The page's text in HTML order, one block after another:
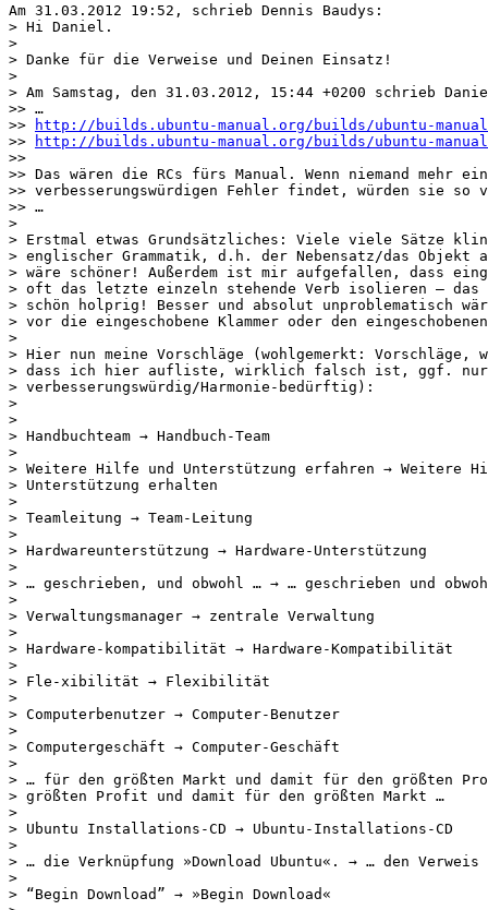
Am 31.03.2012 19:52, schrieb Dennis Baudys:
> Hi Daniel.
>
> Danke für die Verweise und Deinen Einsatz!
>
> Am Samstag, den 31.03.2012, 15:44 +0200 schrieb
>> …
>>
http://builds.ubuntu-manual.org/builds/ubuntu-
>>
http://builds.ubuntu-manual.org/builds/ubuntu-
>>
>> Das wären die RCs fürs Manual. Wenn niemand mehr
>> verbesserungswürdigen Fehler findet, würden sie
>> …
>
> Erstmal etwas Grundsätzliches: Viele viele Sätze
> englischer Grammatik, d.h. der Nebensatz/das Objekt
> wäre schöner! Außerdem ist mir aufgefallen, dass
> oft das letzte einzeln stehende Verb isolieren –
> schön holprig! Besser und absolut unproblematisch
> vor die eingeschobene Klammer oder den
>
> Hier nun meine Vorschläge (wohlgemerkt:
> dass ich hier aufliste, wirklich falsch ist, ggf. nur
> verbesserungswürdig/Harmonie-bedürftig):
>
>
> Handbuchteam → Handbuch-Team
>
> Weitere Hilfe und Unterstützung erfahren → Weitere
> Unterstützung erhalten
>
> Teamleitung → Team-Leitung
>
> Hardwareunterstützung → Hardware-Unterstützung
>
> … geschrieben, und obwohl … → … geschrieben und
>
> Verwaltungsmanager → zentrale Verwaltung
>
> Hardware-kompatibilität → Hardware-Kompatibilität
>
> Fle-xibilität → Flexibilität
>
> Computerbenutzer → Computer-Benutzer
>
> Computergeschäft → Computer-Geschäft
>
> … für den größten Markt und damit für den größten
> größten Profit und damit für den größten Markt …
>
> Ubuntu Installations-CD → Ubuntu-Installations-CD
>
> … die Verknüpfung »Download Ubuntu«. → … den Verweis
>
> “Begin Download” → »Begin Download«